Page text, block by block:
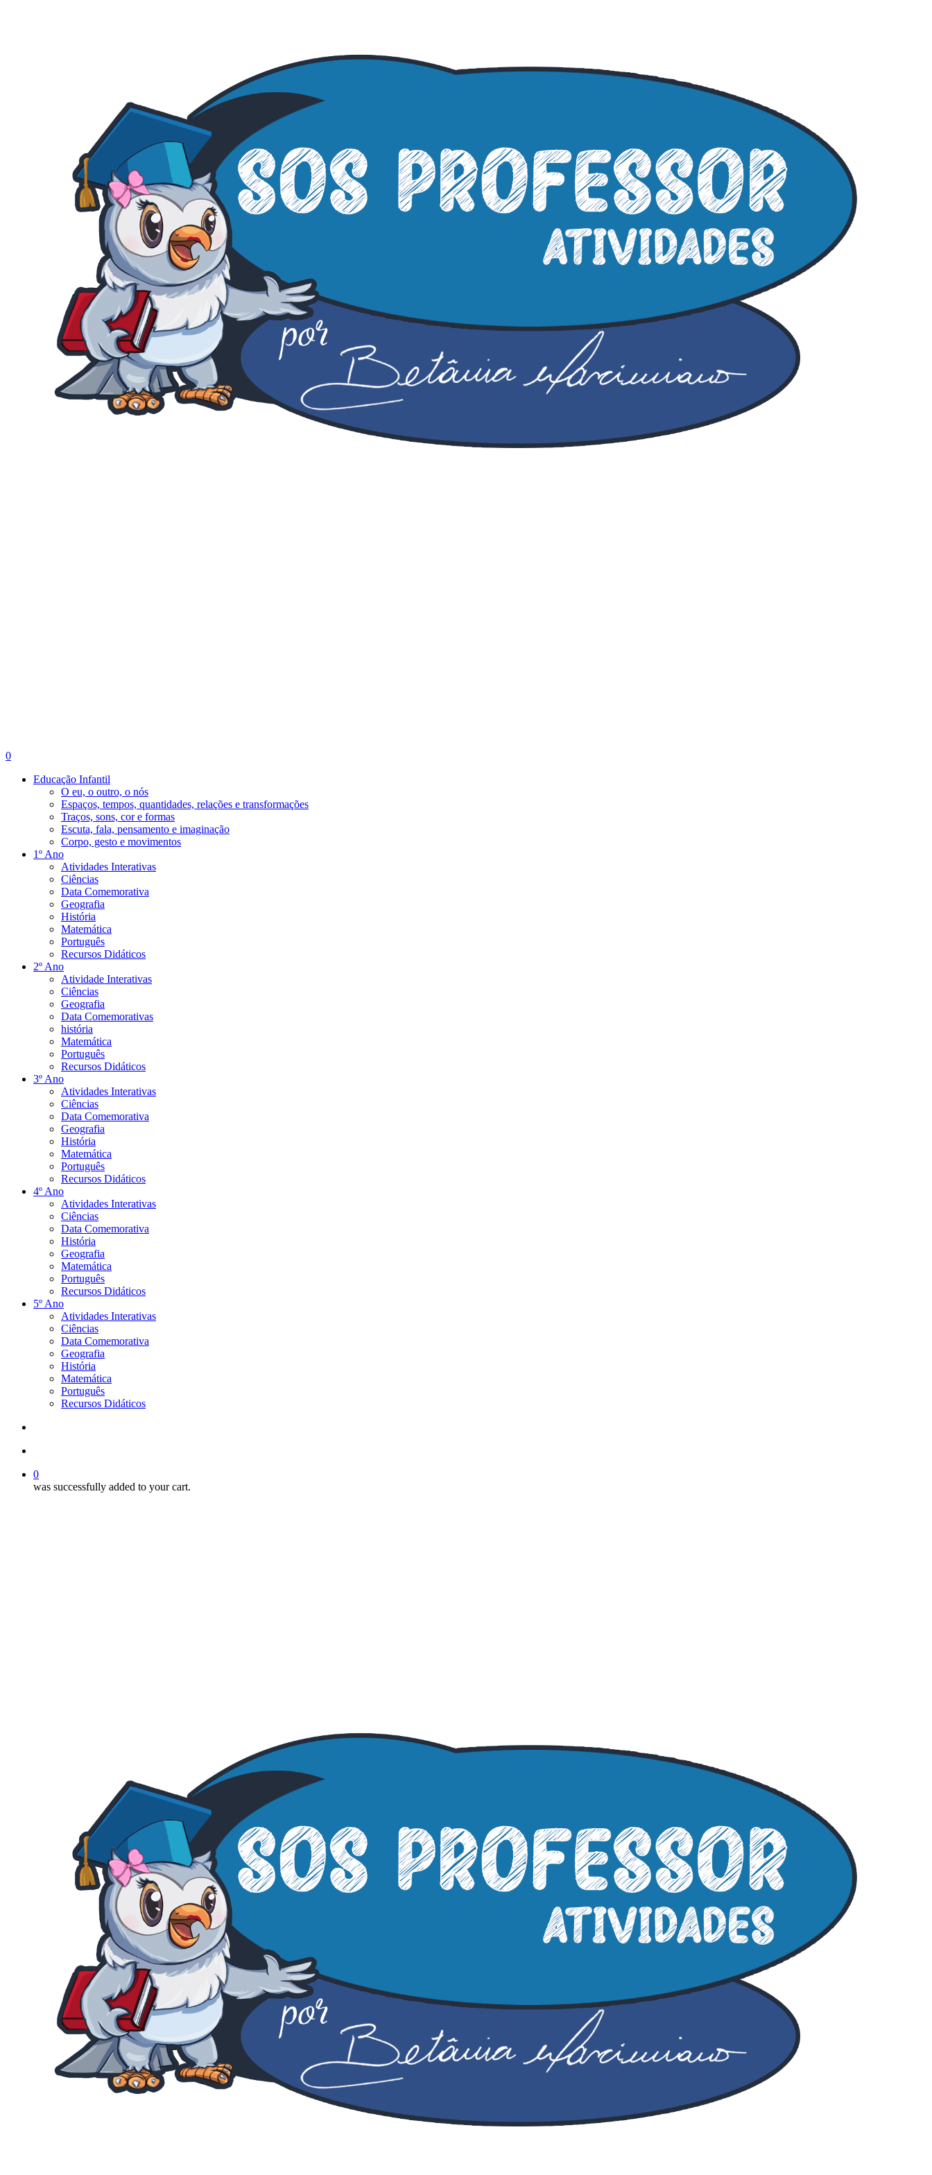
search
account
0
Educação Infantil
O eu, o outro, o nós
Espaços, tempos, quantidades, relações e transformações
Traços, sons, cor e formas
Escuta, fala, pensamento e imaginação
Corpo, gesto e movimentos
1º Ano
Atividades Interativas
Ciências
Data Comemorativa
Geografia
História
Matemática
Português
Recursos Didáticos
2º Ano
Atividade Interativas
Ciências
Geografia
Data Comemorativas
história
Matemática
Português
Recursos Didáticos
3º Ano
Atividades Interativas
Ciências
Data Comemorativa
Geografia
História
Matemática
Português
Recursos Didáticos
4º Ano
Atividades Interativas
Ciências
Data Comemorativa
História
Geografia
Matemática
Português
Recursos Didáticos
5º Ano
Atividades Interativas
Ciências
Data Comemorativa
Geografia
História
Matemática
Português
Recursos Didáticos
0
was successfully added to your cart.